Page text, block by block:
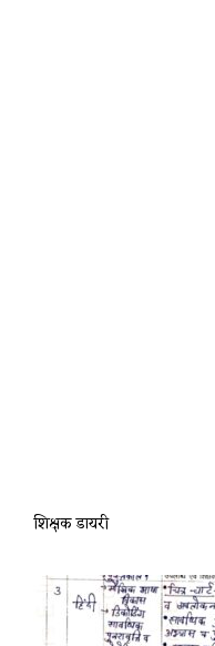
शिक्षक डायरी